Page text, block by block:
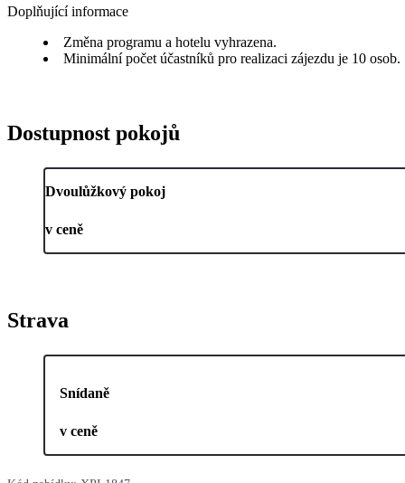
Doplňující informace
Změna programu a hotelu vyhrazena.
Minimální počet účastníků pro realizaci zájezdu je 10 osob.
Dostupnost pokojů
Dvoulůžkový pokoj
v ceně
Strava
Snídaně
v ceně